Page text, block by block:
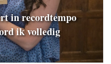
in recordtempo
ik volledig